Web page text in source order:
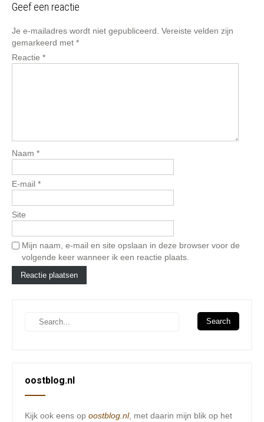
Geef een reactie
Je e-mailadres wordt niet gepubliceerd. Vereiste velden zijn
gemarkeerd met *
Reactie *
Naam *
E-mail *
Site
Mijn naam, e-mail en site opslaan in deze browser voor de
volgende keer wanneer ik een reactie plaats.
oostblog.nl
Kijk ook eens op oostblog.nl, met daarin mijn blik op het